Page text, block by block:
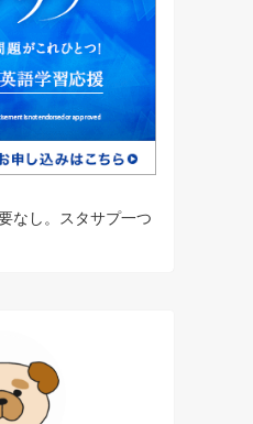
なし。スタサプ一つ